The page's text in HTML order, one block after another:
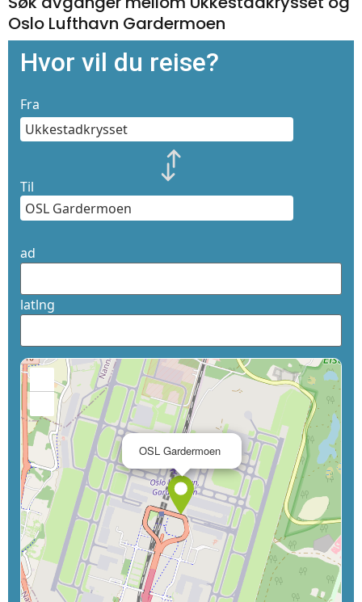
Oslo Lufthavn Gardermoen
Hvor vil du reise?
Fra
Til
ad
latlng
OSL Gardermoen